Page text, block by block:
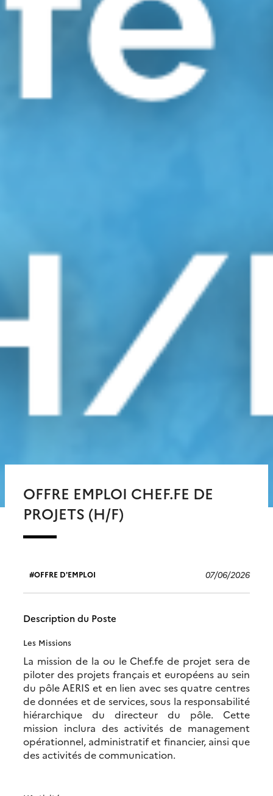
OFFRE EMPLOI CHEF.FE DE
PROJETS (H/F)
OFFRE D'EMPLOI 07/06/2026
Description du Poste
Les Missions
La mission de la ou le Chef.fe de projet sera de
piloter des projets français et européens au sein
du pôle AERIS et en lien avec ses quatre centres
de données et de services, sous la responsabilité
hiérarchique du directeur du pôle. Cette
mission inclura des activités de management
opérationnel, administratif et financier, ainsi que
des activités de communication.